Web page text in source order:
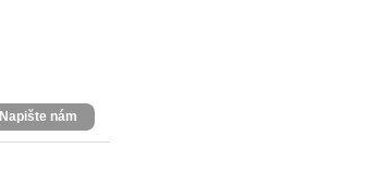
Napište nám